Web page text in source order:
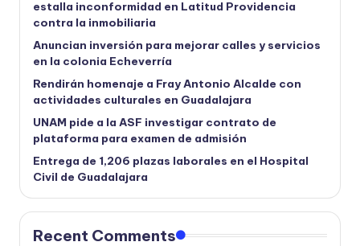
estalla inconformidad en Latitud Providencia
contra la inmobiliaria
Anuncian inversión para mejorar calles y servicios
en la colonia Echeverría
Rendirán homenaje a Fray Antonio Alcalde con
actividades culturales en Guadalajara
UNAM pide a la ASF investigar contrato de
plataforma para examen de admisión
Entrega de 1,206 plazas laborales en el Hospital
Civil de Guadalajara
Recent Comments